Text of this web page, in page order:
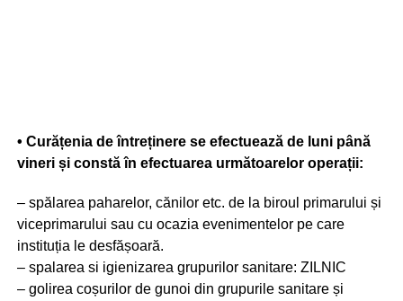
• Curățenia de întreținere se efectuează de luni până
vineri și constă în efectuarea următoarelor operații:
– spălarea paharelor, cănilor etc. de la biroul primarului și
viceprimarului sau cu ocazia evenimentelor pe care
instituția le desfășoară.
– spalarea si igienizarea grupurilor sanitare: ZILNIC
– golirea coșurilor de gunoi din grupurile sanitare și